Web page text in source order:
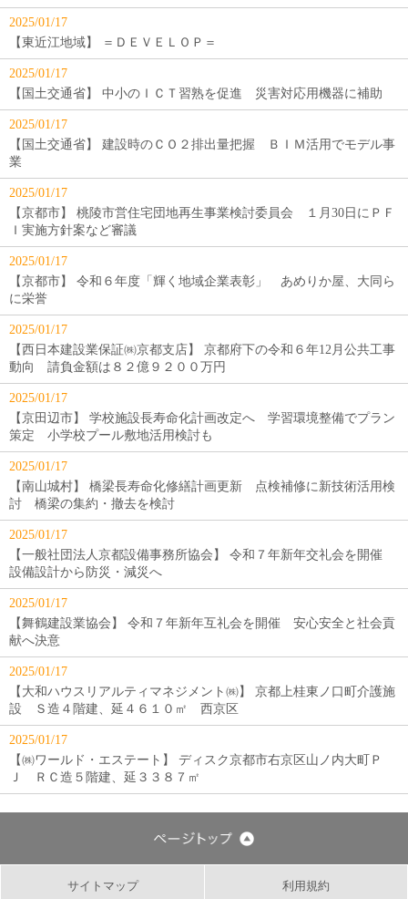
2025/01/17
【東近江地域】 ＝ＤＥＶＥＬＯＰ＝
2025/01/17
【国土交通省】 中小のＩＣＴ習熟を促進 災害対応用機器に補助
2025/01/17
【国土交通省】 建設時のＣＯ２排出量把握 ＢＩＭ活用でモデル事
業
2025/01/17
【京都市】 桃陵市営住宅団地再生事業検討委員会 １月30日にＰＦ
Ｉ実施方針案など審議
2025/01/17
【京都市】 令和６年度「輝く地域企業表彰」 あめりか屋、大同ら
に栄誉
2025/01/17
【西日本建設業保証㈱京都支店】 京都府下の令和６年12月公共工事
動向 請負金額は８２億９２００万円
2025/01/17
【京田辺市】 学校施設長寿命化計画改定へ 学習環境整備でプラン
策定 小学校プール敷地活用検討も
2025/01/17
【南山城村】 橋梁長寿命化修繕計画更新 点検補修に新技術活用検
討 橋梁の集約・撤去を検討
2025/01/17
【一般社団法人京都設備事務所協会】 令和７年新年交礼会を開催
設備設計から防災・減災へ
2025/01/17
【舞鶴建設業協会】 令和７年新年互礼会を開催 安心安全と社会貢
献へ決意
2025/01/17
【大和ハウスリアルティマネジメント㈱】 京都上桂東ノ口町介護施
設 Ｓ造４階建、延４６１０㎡ 西京区
2025/01/17
【㈱ワールド・エステート】 ディスク京都市右京区山ノ内大町Ｐ
Ｊ ＲＣ造５階建、延３３８７㎡
サイトマップ 利用規約